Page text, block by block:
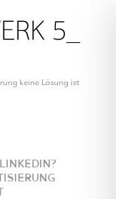
keine Lösung ist